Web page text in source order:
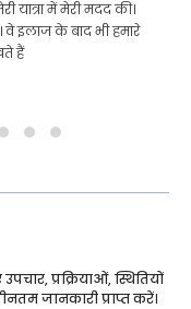
यात्रा में मेरी मदद की।
इलाज के बाद भी हमारे
हैं
प्रक्रियाओं, स्थितियों
जानकारी प्राप्त करें।